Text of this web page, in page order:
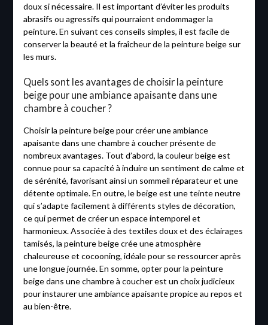
doux si nécessaire. Il est important d’éviter les produits
abrasifs ou agressifs qui pourraient endommager la
peinture. En suivant ces conseils simples, il est facile de
conserver la beauté et la fraîcheur de la peinture beige sur
les murs.
Quels sont les avantages de choisir la peinture
beige pour une ambiance apaisante dans une
chambre à coucher ?
Choisir la peinture beige pour créer une ambiance
apaisante dans une chambre à coucher présente de
nombreux avantages. Tout d’abord, la couleur beige est
connue pour sa capacité à induire un sentiment de calme et
de sérénité, favorisant ainsi un sommeil réparateur et une
détente optimale. En outre, le beige est une teinte neutre
qui s’adapte facilement à différents styles de décoration,
ce qui permet de créer un espace intemporel et
harmonieux. Associée à des textiles doux et des éclairages
tamisés, la peinture beige crée une atmosphère
chaleureuse et cocooning, idéale pour se ressourcer après
une longue journée. En somme, opter pour la peinture
beige dans une chambre à coucher est un choix judicieux
pour instaurer une ambiance apaisante propice au repos et
au bien-être.